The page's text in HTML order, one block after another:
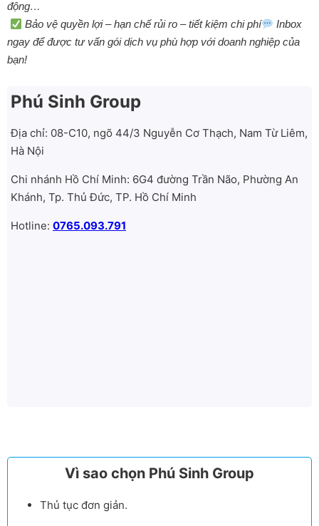
động…
Bảo vệ quyền lợi – hạn chế rủi ro – tiết kiệm chi phí
Inbox
ngay để được tư vấn gói dịch vụ phù hợp với doanh nghiệp của
bạn!
Phú Sinh Group
Địa chỉ: 08-C10, ngõ 44/3 Nguyễn Cơ Thạch, Nam Từ Liêm,
Hà Nội
Chi nhánh Hồ Chí Minh: 6G4 đường Trần Não, Phường An
Khánh, Tp. Thủ Đức, TP. Hồ Chí Minh
Hotline: 0765.093.791
Vì sao chọn Phú Sinh Group
Thủ tục đơn giản.